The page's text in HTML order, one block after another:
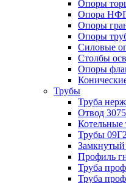
Опоры
Опора
Опоры
Опоры
Силовые
Столбы
Опоры
Трубы
Труба
Отвод
Котельные
Трубы
Профиль
Труба
Труба